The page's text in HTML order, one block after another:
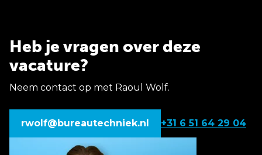
Heb je vragen over deze
vacature?
Neem contact op met Raoul Wolf.
rwolf@bureautechniek.nl +31 6 51 64 29 04